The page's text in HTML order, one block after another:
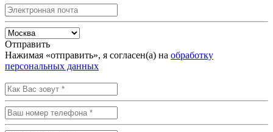
Отправить
Нажимая «отправить», я согласен(а) на обработку
персональных данных